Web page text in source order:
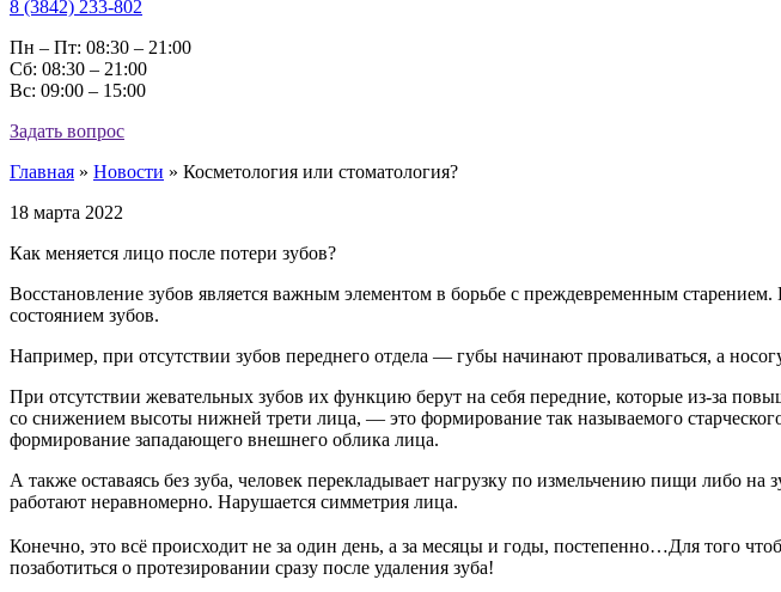
8 (3842) 233-802
Пн – Пт: 08:30 – 21:00
Cб: 08:30 – 21:00
Вс: 09:00 – 15:00
Задать вопрос
Главная » Новости » Косметология или стоматология?
18 марта 2022
Как меняется лицо после потери зубов?
Восстановление зубов является важным элементом в борьбе с преждевременным
состоянием зубов.
Например, при отсутствии зубов переднего отдела — губы начинают проваливаться, а
При отсутствии жевательных зубов их функцию берут на себя передние, которые из-за
со снижением высоты нижней трети лица, — это формирование так называемого
формирование западающего внешнего облика лица.
А также оставаясь без зуба, человек перекладывает нагрузку по измельчению пищи либо
работают неравномерно. Нарушается симметрия лица.
Конечно, это всё происходит не за один день, а за месяцы и годы, постепенно…Для того
позаботиться о протезировании сразу после удаления зуба!